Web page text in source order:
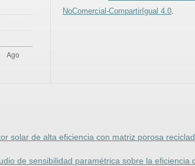
NoComercial-CompartirIgual 4.0
solar de alta eficiencia con matriz porosa
de sensibilidad paramétrica sobre la eficiencia